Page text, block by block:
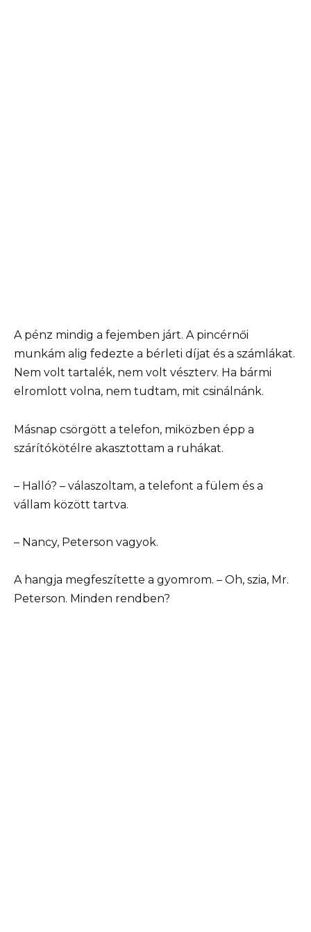
A pénz mindig a fejemben járt. A pincérnői
munkám alig fedezte a bérleti díjat és a számlákat.
Nem volt tartalék, nem volt vészterv. Ha bármi
elromlott volna, nem tudtam, mit csinálnánk.
Másnap csörgött a telefon, miközben épp a
szárítókötélre akasztottam a ruhákat.
– Halló? – válaszoltam, a telefont a fülem és a
vállam között tartva.
– Nancy, Peterson vagyok.
A hangja megfeszítette a gyomrom. – Oh, szia, Mr.
Peterson. Minden rendben?